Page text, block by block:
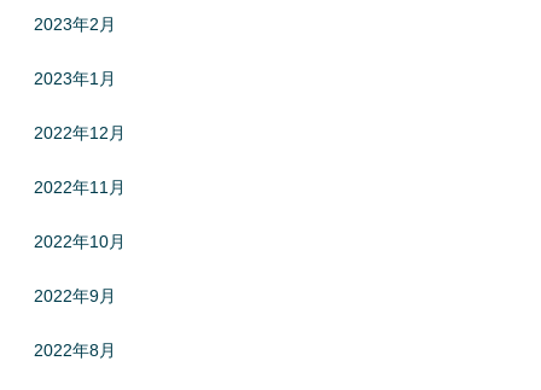
2023年2月
2023年1月
2022年12月
2022年11月
2022年10月
2022年9月
2022年8月